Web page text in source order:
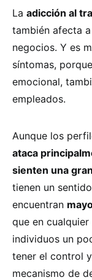
La adicción al
también afecta
negocios. Y es
síntomas,
emocional,
empleados.
Aunque los
ataca
sienten una
tienen un
encuentran
que en
individuos un
tener el control
mecanismo de